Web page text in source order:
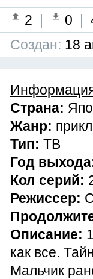
2 | 0 |
Cоздан: 18
Страна:
Жанр:
Тип: ТВ
Год
Кол серий:
Режиссер:
Описание:
как все.
Мальчик